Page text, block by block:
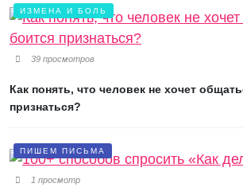
ИЗМЕНА И БОЛЬ
39 просмотров
Как понять, что человек не хочет
признаться?
ПИШЕМ ПИСЬМА
1 просмотр